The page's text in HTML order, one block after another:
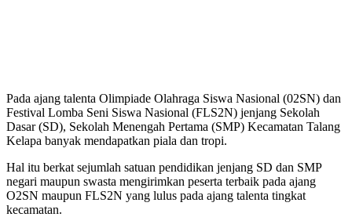
Pada ajang talenta Olimpiade Olahraga Siswa Nasional (02SN) dan
Festival Lomba Seni Siswa Nasional (FLS2N) jenjang Sekolah
Dasar (SD), Sekolah Menengah Pertama (SMP) Kecamatan Talang
Kelapa banyak mendapatkan piala dan tropi.
Hal itu berkat sejumlah satuan pendidikan jenjang SD dan SMP
negari maupun swasta mengirimkan peserta terbaik pada ajang
O2SN maupun FLS2N yang lulus pada ajang talenta tingkat
kecamatan.